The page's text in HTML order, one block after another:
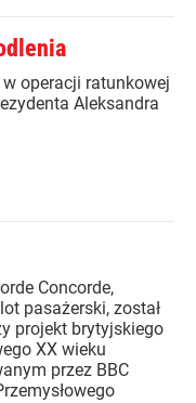
w operacji ratunkowej
Aleksandra
Concorde,
pasażerski, został
projekt brytyjskiego
XX wieku
przez BBC